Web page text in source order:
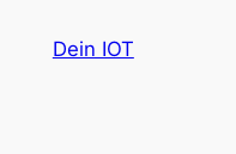
InhaltDein IOT